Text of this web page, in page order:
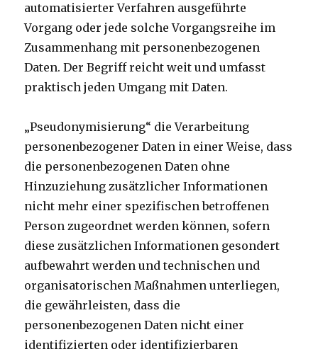
automatisierter Verfahren ausgeführte
Vorgang oder jede solche Vorgangsreihe im
Zusammenhang mit personenbezogenen
Daten. Der Begriff reicht weit und umfasst
praktisch jeden Umgang mit Daten.
„Pseudonymisierung“ die Verarbeitung
personenbezogener Daten in einer Weise, dass
die personenbezogenen Daten ohne
Hinzuziehung zusätzlicher Informationen
nicht mehr einer spezifischen betroffenen
Person zugeordnet werden können, sofern
diese zusätzlichen Informationen gesondert
aufbewahrt werden und technischen und
organisatorischen Maßnahmen unterliegen,
die gewährleisten, dass die
personenbezogenen Daten nicht einer
identifizierten oder identifizierbaren